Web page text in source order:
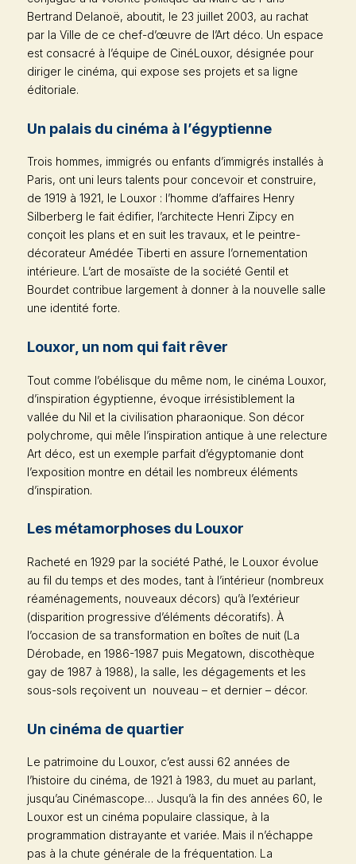
Bertrand Delanoë, aboutit, le 23 juillet 2003, au rachat
par la Ville de ce chef-d’œuvre de l’Art déco. Un espace
est consacré à l’équipe de CinéLouxor, désignée pour
diriger le cinéma, qui expose ses projets et sa ligne
éditoriale.
Un palais du cinéma à l’égyptienne
Trois hommes, immigrés ou enfants d’immigrés installés à
Paris, ont uni leurs talents pour concevoir et construire,
de 1919 à 1921, le Louxor : l’homme d’affaires Henry
Silberberg le fait édifier, l’architecte Henri Zipcy en
conçoit les plans et en suit les travaux, et le peintre-
décorateur Amédée Tiberti en assure l’ornementation
intérieure. L’art de mosaïste de la société Gentil et
Bourdet contribue largement à donner à la nouvelle salle
une identité forte.
Louxor, un nom qui fait rêver
Tout comme l’obélisque du même nom, le cinéma Louxor,
d’inspiration égyptienne, évoque irrésistiblement la
vallée du Nil et la civilisation pharaonique. Son décor
polychrome, qui mêle l’inspiration antique à une relecture
Art déco, est un exemple parfait d’égyptomanie dont
l’exposition montre en détail les nombreux éléments
d’inspiration.
Les métamorphoses du Louxor
Racheté en 1929 par la société Pathé, le Louxor évolue
au fil du temps et des modes, tant à l’intérieur (nombreux
réaménagements, nouveaux décors) qu’à l’extérieur
(disparition progressive d’éléments décoratifs). À
l’occasion de sa transformation en boîtes de nuit (La
Dérobade, en 1986-1987 puis Megatown, discothèque
gay de 1987 à 1988), la salle, les dégagements et les
sous-sols reçoivent un nouveau – et dernier – décor.
Un cinéma de quartier
Le patrimoine du Louxor, c’est aussi 62 années de
l’histoire du cinéma, de 1921 à 1983, du muet au parlant,
jusqu’au Cinémascope… Jusqu’à la fin des années 60, le
Louxor est un cinéma populaire classique, à la
programmation distrayante et variée. Mais il n’échappe
pas à la chute générale de la fréquentation. La